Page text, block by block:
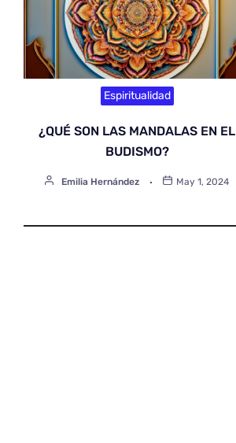
Espiritualidad
¿QUÉ SON LAS MANDALAS EN EL
BUDISMO?
Emilia Hernández May 1, 2024